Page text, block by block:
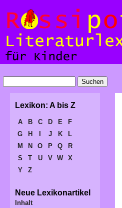
Lexikon: A bis Z
A B C D E
F
G
H J K
L
M
N O P Q
R
S
T U V W
X
Y
Z
Neue Lexikonartikel
Inhalt